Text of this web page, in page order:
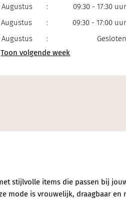
Augustus :
09:30 - 17:30 uur
Augustus :
09:30 - 17:00 uur
Augustus : Gesloten
stijlvolle items die passen bij
mode is vrouwelijk, draagbaar en